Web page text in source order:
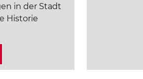
in der Stadt
Historie